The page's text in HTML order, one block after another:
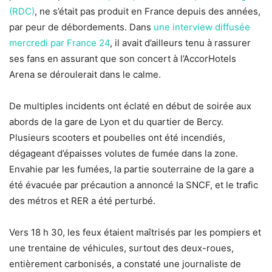
(RDC), ne s’était pas produit en France depuis des années,
par peur de débordements. Dans une interview diffusée
mercredi par France 24, il avait d’ailleurs tenu à rassurer
ses fans en assurant que son concert à l’AccorHotels
Arena se déroulerait dans le calme.
De multiples incidents ont éclaté en début de soirée aux
abords de la gare de Lyon et du quartier de Bercy.
Plusieurs scooters et poubelles ont été incendiés,
dégageant d’épaisses volutes de fumée dans la zone.
Envahie par les fumées, la partie souterraine de la gare a
été évacuée par précaution a annoncé la SNCF, et le trafic
des métros et RER a été perturbé.
Vers 18 h 30, les feux étaient maîtrisés par les pompiers et
une trentaine de véhicules, surtout des deux-roues,
entièrement carbonisés, a constaté une journaliste de